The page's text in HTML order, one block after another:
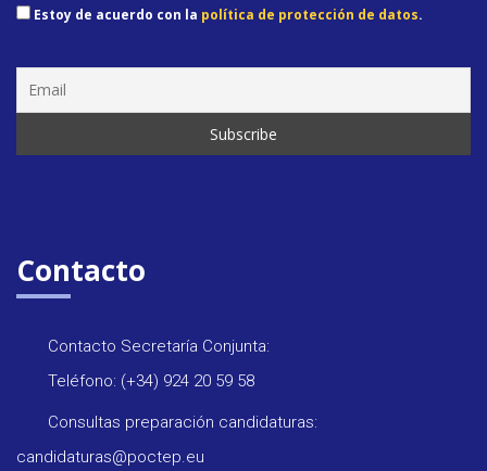
Estoy de acuerdo con la política de protección de datos.
Contacto
Contacto Secretaría Conjunta:
Teléfono: (+34) 924 20 59 58
Consultas preparación candidaturas:
candidaturas@poctep.eu